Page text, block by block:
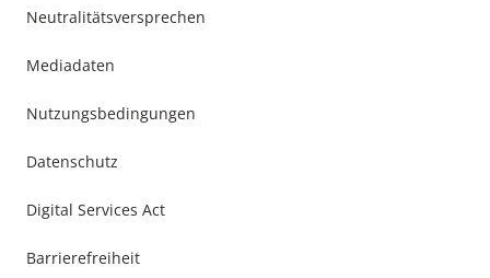
Neutralitätsversprechen
Mediadaten
Nutzungsbedingungen
Datenschutz
Digital Services Act
Barrierefreiheit